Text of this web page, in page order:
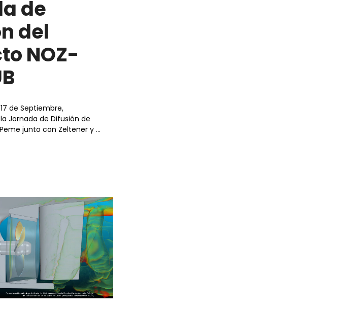
de
del
NOZ-
de Septiembre,
Jornada de Difusión de
junto con Zeltener y …